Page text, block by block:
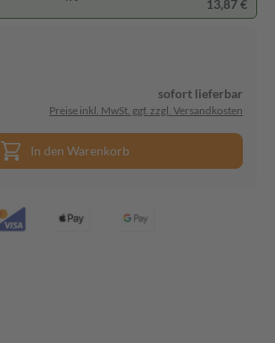
13,87 €
sofort lieferbar
Preise inkl. MwSt. ggf. zzgl. Versandkosten
In den Warenkorb